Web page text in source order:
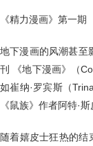
《精力漫画》第一期
地下漫画的风潮甚至
刊 《地下漫画》（
如崔纳·罗宾斯（
《鼠族》作者阿特·
随着嬉皮士狂热的结